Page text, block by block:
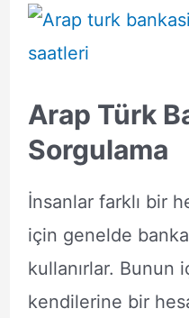
Arap Türk
Sorgulama
İnsanlar farklı bir
için genelde
kullanırlar. Bunun
kendilerine bir